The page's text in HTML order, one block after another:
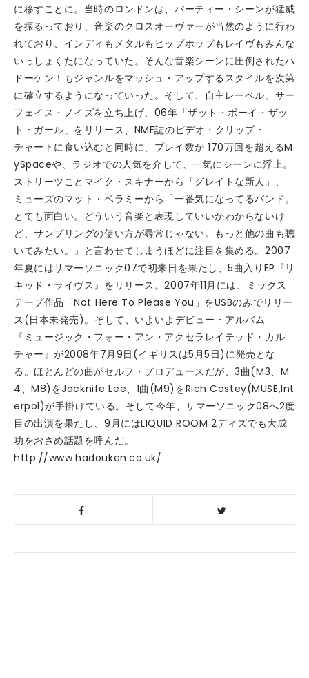
に移すことに。当時のロンドンは、パーティー・シーンが猛威
を振るっており、音楽のクロスオーヴァーが当然のように行わ
れており、インディもメタルもヒップホップもレイヴもみんな
いっしょくたになっていた。そんな音楽シーンに圧倒されたハ
ドーケン！もジャンルをマッシュ・アップするスタイルを次第
に確立するようになっていった。そして、自主レーベル、サー
フェイス・ノイズを立ち上げ、06年「ザット・ボーイ・ザッ
ト・ガール」をリリース、NME誌のビデオ・クリップ・
チャートに食い込むと同時に、プレイ数が 170万回を超えるM
ySpaceや、ラジオでの人気を介して、一気にシーンに浮上。
ストリーツことマイク・スキナーから「グレイトな新人」、
ミューズのマット・ベラミーから「一番気になってるバンド。
とても面白い。どういう音楽と表現していいかわからないけ
ど、サンプリングの使い方が尋常じゃない。もっと他の曲も聴
いてみたい。」と言わせてしまうほどに注目を集める。2007
年夏にはサマーソニック07で初来日を果たし、5曲入りEP『リ
キッド・ライヴス』をリリース。2007年11月には、ミックス
テープ作品「Not Here To Please You」をUSBのみでリリー
ス(日本未発売)。そして、いよいよデビュー・アルバム
『ミュージック・フォー・アン・アクセラレイテッド・カル
チャー』が2008年7月9日(イギリスは5月5日)に発売とな
る。ほとんどの曲がセルフ・プロデュースだが、3曲(M3、M
4、M8)をJacknife Lee、1曲(M9)をRich Costey(MUSE,Int
erpol)が手掛けている。そして今年、サマーソニック08へ2度
目の出演を果たし、9月にはLIQUID ROOM 2ディズでも大成
功をおさめ話題を呼んだ。
http://www.hadouken.co.uk/